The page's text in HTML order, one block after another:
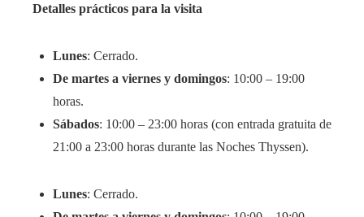
Detalles prácticos para la visita
Lunes: Cerrado.​
De martes a viernes y domingos: 10:00 – 19:00
horas.​
Sábados: 10:00 – 23:00 horas (con entrada gratuita de
21:00 a 23:00 horas durante las Noches Thyssen).​
Lunes: Cerrado.​